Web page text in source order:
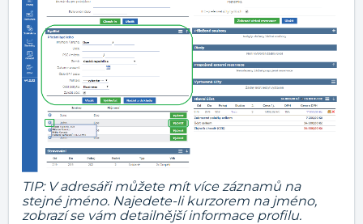
TIP: V adresáři můžete mít více záznamů na
stejné jméno. Najedete-li kurzorem na jméno,
zobrazí se vám detailnější informace profilu.